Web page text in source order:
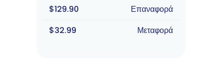
$129.90
Επαναφορά
$32.99
Μεταφορά